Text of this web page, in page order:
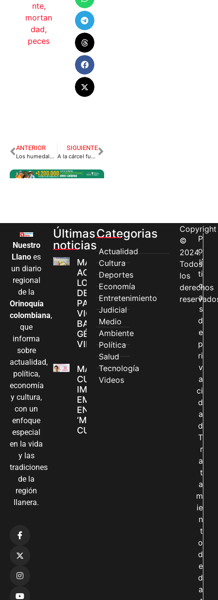
nte,
mortan
dad,
peces
ANTERIOR
Los humedales de Villavicencio se están muriendo
SIGUIENTE
A la cárcel funcionarios que se robaron 1.000 millones del predial
Nuestro
Llano es
un diario
regional
de la
Orinoquía
colombiana,
que
informa
sobre
actualidad,
política,
economía
y cultura,
con un
enfoque
especial
en la vida
y las
tradiciones
de la
región
llanera.
Últimas
noticias
MÁS MUJERES
ACCEDEN A
LOS CANALES
DE ATENCIÓN
PARA
VIOLENCIAS
BASADAS EN
GÉNERO EN
VILLAVICENCIO
MADRES
CUIDADORAS
IMPULSAN SUS
EMPRENDIMIENTOS
EN LA FERIA
‘MANOS QUE
CUIDAN Y CREAN’
Categorias
Actualidad
Cultura
Deportes
Economía
Entretenimiento
Judicial
Medio
Ambiente
Política
Salud
Tecnología
Videos
Copyright
©
2024.
Todos
los
derechos
P
o
lí
ti
c
a
s
d
e
p
ri
v
a
ci
d
a
d
T
r
a
t
a
m
ie
n
t
o
d
e
d
a